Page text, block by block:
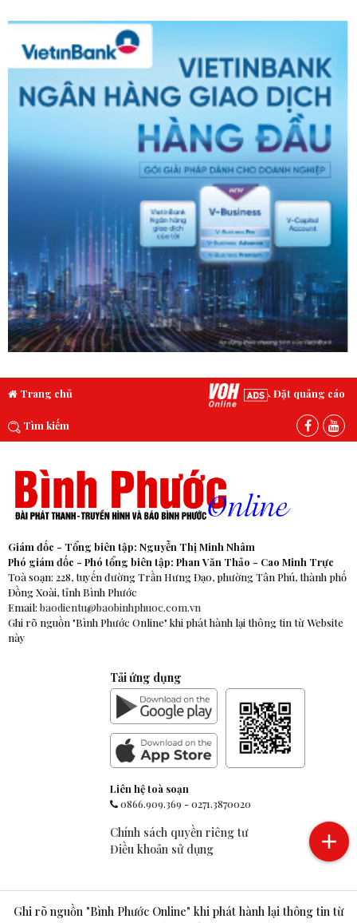
Trang chủ Đặt quảng cáo
Tìm kiếm
Giám đốc - Tổng biên tập: Nguyễn Thị Minh Nhâm
Phó giám đốc - Phó tổng biên tập: Phan Văn Thảo - Cao Minh Trực
Toà soạn: 228, tuyến đường Trần Hưng Đạo, phường Tân Phú, thành phố
Đồng Xoài, tỉnh Bình Phước
Email: baodientu@baobinhphuoc.com.vn
Ghi rõ nguồn "Bình Phước Online" khi phát hành lại thông tin từ Website
này
Tải ứng dụng
Liên hệ toà soạn
0866.909.369-0271.3870020
Chính sách quyền riêng tư
Điều khoản sử dụng
Ghi rõ nguồn "Bình Phước Online" khi phát hành lại thông tin từ